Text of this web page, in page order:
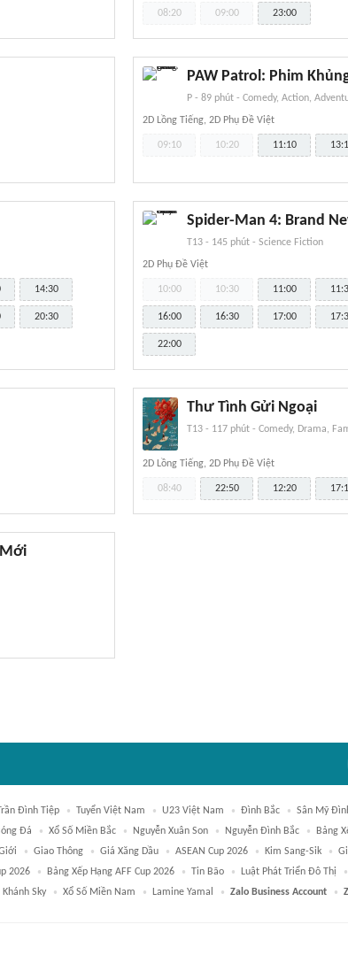
08:20 09:00 23:00
PAW Patrol: Phim
P - 89 phút - Comedy, Action,
2D Lồng Tiếng, 2D Phụ Đề Việt
09:10 10:20 11:10
14:30
20:30
Spider-Man 4: Brand
T13 - 145 phút - Science Fiction
2D Phụ Đề Việt
10:00 10:30 11:00
16:00 16:30 17:00
22:00
Thư Tình Gửi Ngoại
T13 - 117 phút - Comedy, Drama,
2D Lồng Tiếng, 2D Phụ Đề Việt
08:40 22:50 12:20
Đình Tiệp Tuyển Việt Nam U23 Việt Nam Đình Bắc Sân Mỹ
Đá Xổ Số Miền Bắc Nguyễn Xuân Son Nguyễn Đình Bắc Bảng
Giao Thông Giá Xăng Dầu ASEAN Cup 2026 Kim Sang-Sik
2026 Bảng Xếp Hạng AFF Cup 2026 Tin Bão Luật Phát Triển Đô Thị
Khánh Sky Xổ Số Miền Nam Lamine Yamal Zalo Business Account